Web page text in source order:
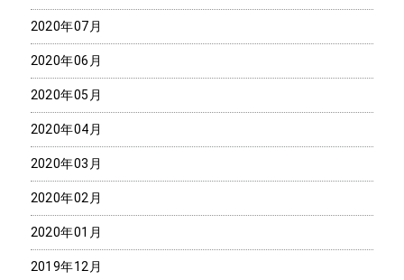
2020年07月
2020年06月
2020年05月
2020年04月
2020年03月
2020年02月
2020年01月
2019年12月